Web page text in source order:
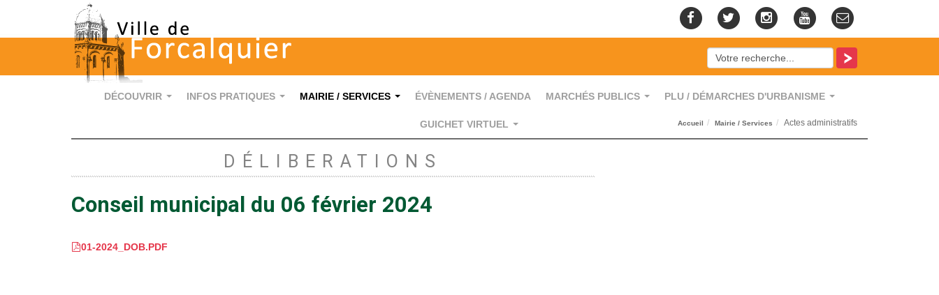
Accueil Mairie / Services Actes administratifs
DÉLIBERATIONS
Conseil municipal du 06 février 2024
01-2024_DOB.PDF
DÉCOUVRIR INFOS PRATIQUES MAIRIE / SERVICES ÉVÈNEMENTS / AGENDA MARCHÉS PUBLICS PLU / DÉMARCHES D'URBANISME
GUICHET VIRTUEL